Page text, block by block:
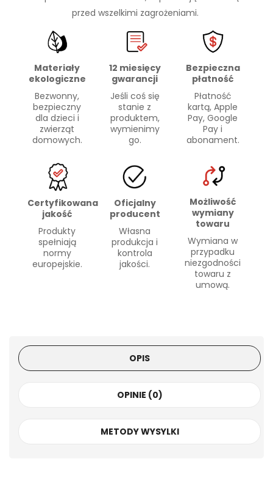
przed wszelkimi zagrożeniami.
Materiały
ekologiczne
Bezwonny,
bezpieczny
dla dzieci i
zwierząt
domowych.
12 miesięcy
gwarancji
Jeśli coś się
stanie z
produktem,
wymienimy
go.
Bezpieczna
płatność
Płatność
kartą, Apple
Pay, Google
Pay i
abonament.
Certyfikowana
jakość
Produkty
spełniają
normy
europejskie.
Oficjalny
producent
Własna
produkcja i
kontrola
jakości.
Możliwość
wymiany
towaru
Wymiana w
przypadku
niezgodności
towaru z
umową.
OPIS
OPINIE (0)
METODY WYSYLKI